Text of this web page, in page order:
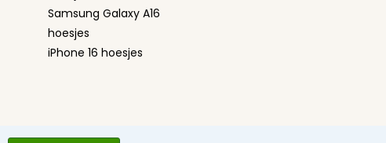
Samsung Galaxy A16
hoesjes
iPhone 16 hoesjes